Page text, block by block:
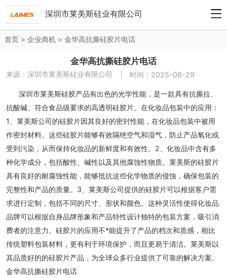
深圳市莱美斯硅业有限公司
首页> 企业商机> 金华高抗撕硅胶片电话
金华高抗撕硅胶片电话
来源： 深圳市莱美斯硅业有限公司 时间：2025-06-29
深圳市莱美斯硅胶产品有出色的光学性能，是一款具有抗撕拉、
抗酸碱、符合食品级要求的高透明硅胶片。在化妆品包装中的应用：
1、莱美斯公司的硅胶片因其良好的密封性能，在化妆品包装中被用
作密封材料。这些硅胶片能够有效隔绝空气和湿气，防止产品氧化或
受到污染，从而保持化妆品的新鲜度和有效性。2、化妆品中含有多
种化学成分，包括酸性、碱性以及其他腐蚀性物质。莱美斯的硅胶片
具有良好的耐腐蚀性能，能够抵抗这些化学物质的侵蚀，确保包装的
完整性和产品的质量。3、莱美斯公司提供的硅胶片可以根据客户需
求进行定制，包括不同的尺寸、形状和颜色。这种灵活性使得化妆品
品牌可以根据自身品牌形象和产品特性设计独特的包装方案，吸引消
费者的注意力。硅胶片的应用不*能提升了产品的档次和质感，相比
传统塑料包装材料，更有利于环境保护，而且更易于清洁。莱美斯以
其品质好的的硅胶片产品，为全球众多行业提供了可靠的解决方案。
金华高抗撕硅胶片电话